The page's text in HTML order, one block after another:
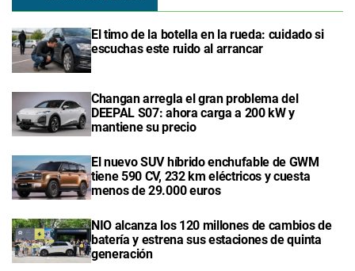
El timo de la botella en la rueda: cuidado si
escuchas este ruido al arrancar
Changan arregla el gran problema del
DEEPAL S07: ahora carga a 200 kW y
mantiene su precio
El nuevo SUV híbrido enchufable de GWM
tiene 590 CV, 232 km eléctricos y cuesta
menos de 29.000 euros
NIO alcanza los 120 millones de cambios de
batería y estrena sus estaciones de quinta
generación